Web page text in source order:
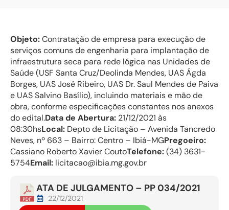
Objeto:Contratação de empresa para execução de
serviços comuns de engenharia para implantação de
infraestrutura seca para rede lógica nas Unidades de
Saúde (USF Santa Cruz/Deolinda Mendes, UAS Ágda
Borges, UAS José Ribeiro, UAS Dr. Saul Mendes de Paiva
e UAS Salvino Basílio), incluindo materiais e mão de
obra, conforme especificações constantes nos anexos
do edital.Data de Abertura: 21/12/2021 às
08:30hsLocal: Depto de Licitação – Avenida Tancredo
Neves, nº 663 – Bairro: Centro – Ibiá-MGPregoeiro:
Cassiano Roberto Xavier CoutoTelefone:(34) 3631-
5754Email: licitacao@ibia.mg.gov.br
ATA DE JULGAMENTO – PP 034/2021
22/12/2021